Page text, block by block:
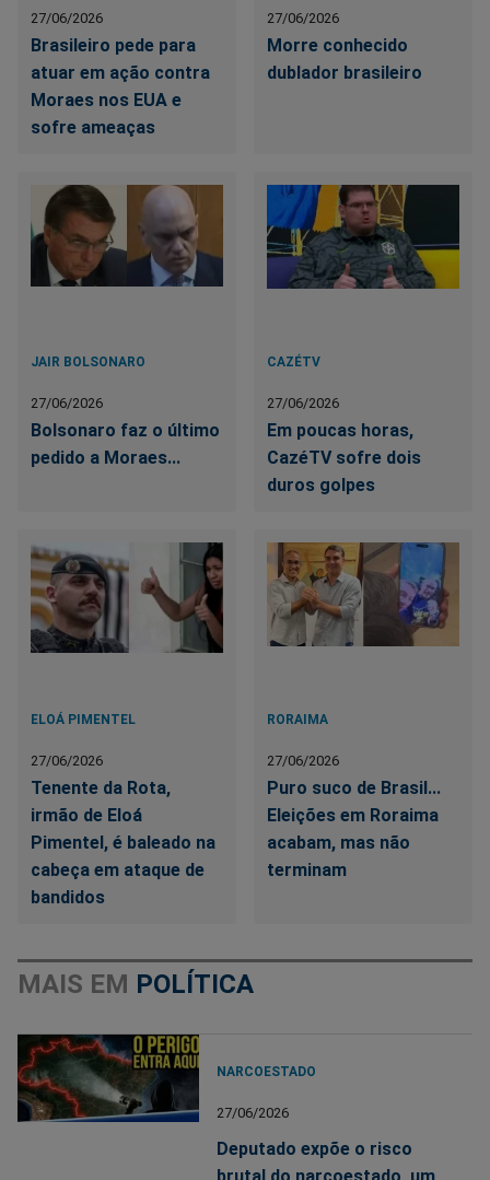
27/06/2026
Brasileiro pede para
atuar em ação contra
Moraes nos EUA e
sofre ameaças
27/06/2026
Morre conhecido
dublador brasileiro
JAIR BOLSONARO
27/06/2026
Bolsonaro faz o último
pedido a Moraes...
CAZÉTV
27/06/2026
Em poucas horas,
CazéTV sofre dois
duros golpes
ELOÁ PIMENTEL
27/06/2026
Tenente da Rota,
irmão de Eloá
Pimentel, é baleado na
cabeça em ataque de
bandidos
RORAIMA
27/06/2026
Puro suco de Brasil...
Eleições em Roraima
acabam, mas não
terminam
MAIS EM POLÍTICA
NARCOESTADO
27/06/2026
Deputado expõe o risco